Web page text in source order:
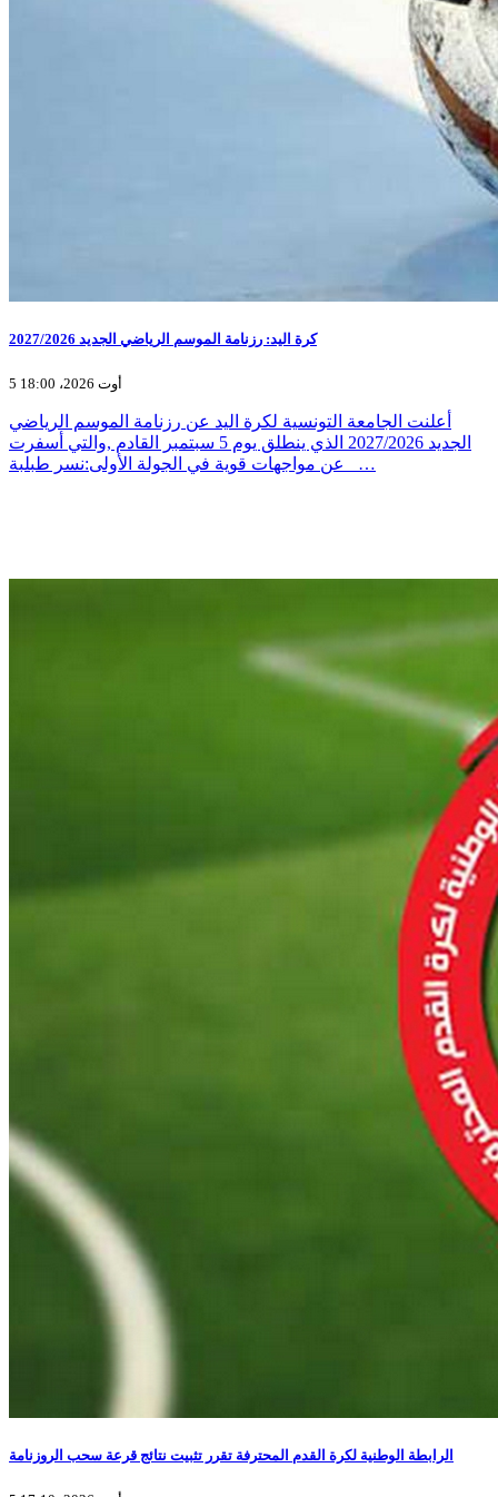
كرة اليد: رزنامة الموسم الرياضي الجديد 2027/2026
5 أوت 2026، 18:00
أعلنت الجامعة التونسية لكرة اليد عن رزنامة الموسم الرياضي
الجديد 2027/2026 الذي ينطلق يوم 5 سبتمبر القادم ,والتي أسفرت
عن مواجهات قوية في الجولة الأولى:نسر طبلبة _…
الرابطة الوطنية لكرة القدم المحترفة تقرر تثبيت نتائج قرعة سحب الروزنامة